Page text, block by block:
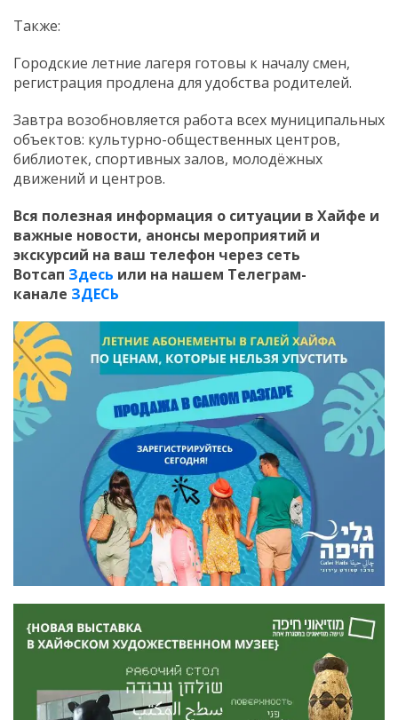
Также:
Городские летние лагеря готовы к началу смен,
регистрация продлена для удобства родителей.
Завтра возобновляется работа всех муниципальных
объектов: культурно-общественных центров,
библиотек, спортивных залов, молодёжных
движений и центров.
Вся полезная информация о ситуации в Хайфе и
важные новости, анонсы мероприятий и
экскурсий на ваш телефон через сеть
Вотсап Здесь или на нашем Телеграм-
канале ЗДЕСЬ